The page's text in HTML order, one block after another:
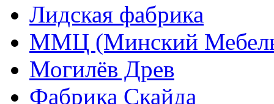
Лидская фабрика
ММЦ (Минский
Могилёв Древ
Фабрика Скайда